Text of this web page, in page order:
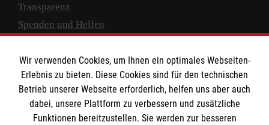
Transparenz
Spenden und Helfen
Empfänger: Malteser Hilfsdienst e.V.
IBAN: DE10 3706 0120 1201 2000 12
BIC: GENODED 1PA7
Wir verwenden Cookies, um Ihnen ein optimales Webseiten-
Erlebnis zu bieten. Diese Cookies sind für den technischen
Betrieb unserer Webseite erforderlich, helfen uns aber auch
dabei, unsere Plattform zu verbessern und zusätzliche
Funktionen bereitzustellen. Sie werden zur besseren